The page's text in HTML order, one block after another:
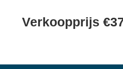
Verkoopprijs